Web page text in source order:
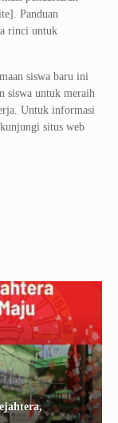
Panduan
rinci untuk
siswa baru ini
siswa untuk meraih
Untuk informasi
situs web